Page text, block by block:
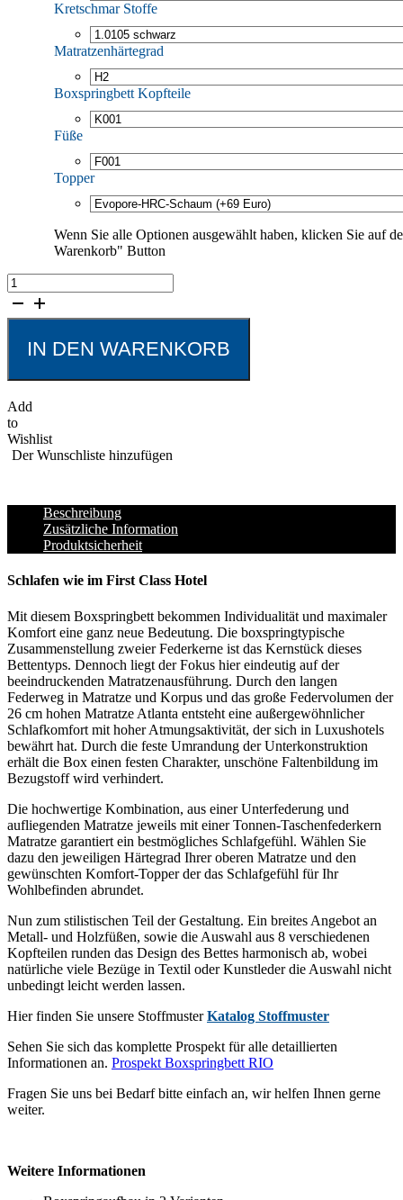
Kretschmar Stoffe
Matratzenhärtegrad
Boxspringbett Kopfteile
Füße
Topper
Wenn Sie alle Optionen ausgewählt haben, klicken Sie auf
Warenkorb" Button
Boxspringbett
RIO
variabel
MengeIN DEN WARENKORB
Add
to
Wishlist
Der Wunschliste hinzufügen
Beschreibung
Zusätzliche Information
Produktsicherheit
Schlafen wie im First Class Hotel
Mit diesem Boxspringbett bekommen Individualität und maximaler
Komfort eine ganz neue Bedeutung. Die boxspringtypische
Zusammenstellung zweier Federkerne ist das Kernstück dieses
Bettentyps. Dennoch liegt der Fokus hier eindeutig auf der
beeindruckenden Matratzenausführung. Durch den langen
Federweg in Matratze und Korpus und das große Federvolumen der
26 cm hohen Matratze Atlanta entsteht eine außergewöhnlicher
Schlafkomfort mit hoher Atmungsaktivität, der sich in Luxushotels
bewährt hat. Durch die feste Umrandung der Unterkonstruktion
erhält die Box einen festen Charakter, unschöne Faltenbildung im
Bezugstoff wird verhindert.
Die hochwertige Kombination, aus einer Unterfederung und
aufliegenden Matratze jeweils mit einer Tonnen-Taschenfederkern
Matratze garantiert ein bestmögliches Schlafgefühl. Wählen Sie
dazu den jeweiligen Härtegrad Ihrer oberen Matratze und den
gewünschten Komfort-Topper der das Schlafgefühl für Ihr
Wohlbefinden abrundet.
Nun zum stilistischen Teil der Gestaltung. Ein breites Angebot an
Metall- und Holzfüßen, sowie die Auswahl aus 8 verschiedenen
Kopfteilen runden das Design des Bettes harmonisch ab, wobei
natürliche viele Bezüge in Textil oder Kunstleder die Auswahl nicht
unbedingt leicht werden lassen.
Hier finden Sie unsere StoffmusterKatalog Stoffmuster
Sehen Sie sich das komplette Prospekt für alle detaillierten
Informationen an. Prospekt Boxspringbett RIO
Fragen Sie uns bei Bedarf bitte einfach an, wir helfen Ihnen gerne
weiter.
Weitere Informationen